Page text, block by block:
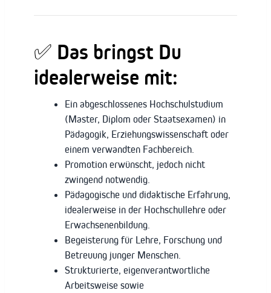
✅ Das bringst Du
idealerweise mit:
Ein abgeschlossenes Hochschulstudium
(Master, Diplom oder Staatsexamen) in
Pädagogik, Erziehungswissenschaft oder
einem verwandten Fachbereich.
Promotion erwünscht, jedoch nicht
zwingend notwendig.
Pädagogische und didaktische Erfahrung,
idealerweise in der Hochschullehre oder
Erwachsenenbildung.
Begeisterung für Lehre, Forschung und
Betreuung junger Menschen.
Strukturierte, eigenverantwortliche
Arbeitsweise sowie